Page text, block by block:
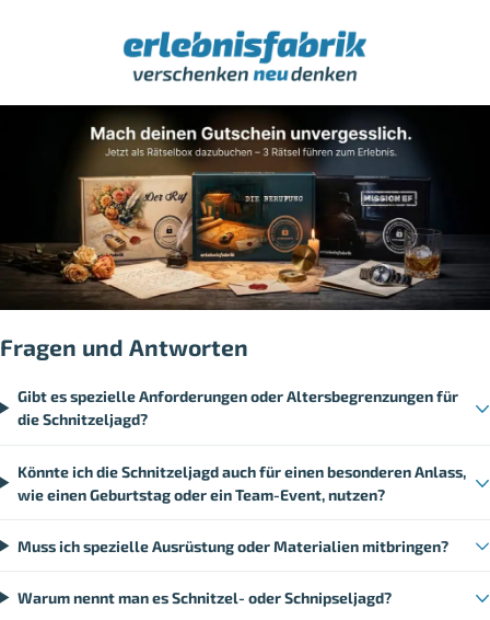
Fragen und Antworten
Gibt es spezielle Anforderungen oder Altersbegrenzungen für
die Schnitzeljagd?
Könnte ich die Schnitzeljagd auch für einen besonderen Anlass,
wie einen Geburtstag oder ein Team-Event, nutzen?
Muss ich spezielle Ausrüstung oder Materialien mitbringen?
Warum nennt man es Schnitzel- oder Schnipseljagd?